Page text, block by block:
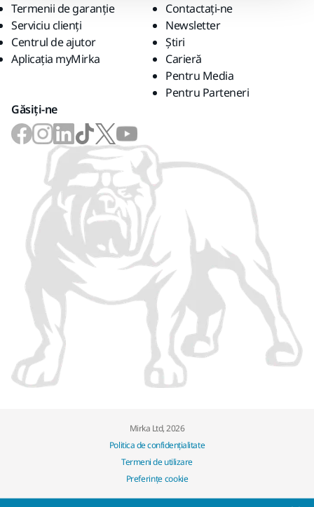
Termenii de garanție
Serviciu clienți
Centrul de ajutor
Aplicația myMirka
Contactaţi-ne
Newsletter
Știri
Carieră
Pentru Media
Pentru Parteneri
Găsiți-ne
Mirka Ltd, 2026
Politica de confidențialitate
Termeni de utilizare
Preferințe cookie